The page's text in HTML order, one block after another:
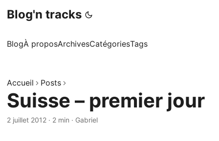
Blog'n tracks
BlogÀ proposArchivesCatégoriesTags
Accueil Posts
Suisse – premier jour
2 juillet 2012 · 2 min · Gabriel